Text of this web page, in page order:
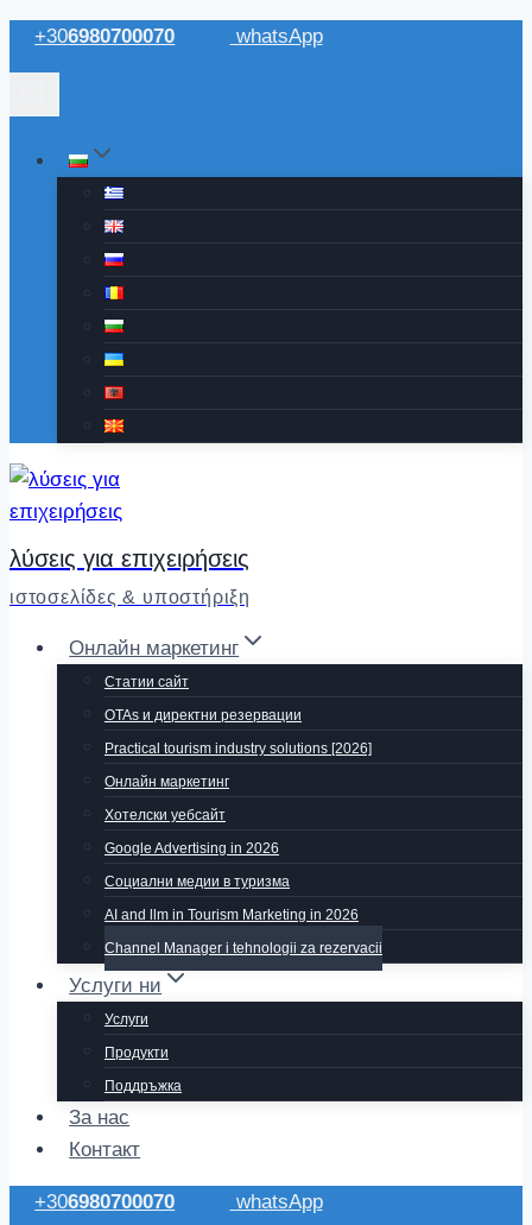
Към
съдържанието
+306980700070 whatsApp
λύσεις για επιχειρήσεις
ιστοσελίδες & υποστήριξη
Онлайн маркетинг
Статии сайт
OTAs и директни резервации
Practical tourism industry solutions [2026]
Онлайн маркетинг
Хотелски уебсайт
Google Advertising in 2026
Социални медии в туризма
AI and llm in Tourism Marketing in 2026
Channel Manager i tehnologii za rezervacii
Услуги ни
Услуги
Продукти
Поддръжка
За нас
Контакт
+306980700070 whatsApp